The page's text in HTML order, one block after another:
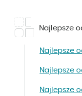
Najlepsze
Najlepsze
Najlepsze
Najlepsze